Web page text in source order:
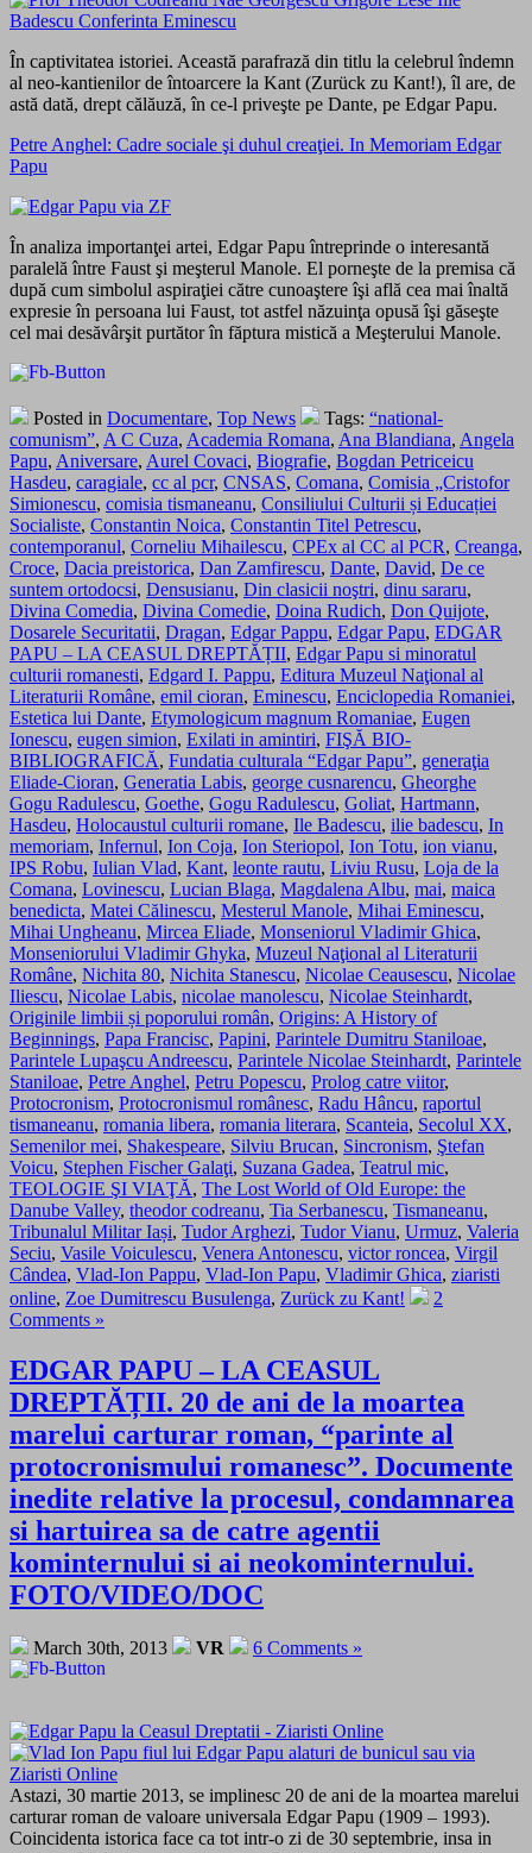
În captivitatea istoriei. Această parafrază din titlu la celebrul îndemn
al neo-kantienilor de întoarcere la Kant (Zurück zu Kant!), îl are, de
astă dată, drept călăuză, în ce-l priveşte pe Dante, pe Edgar Papu.
Petre Anghel: Cadre sociale şi duhul creaţiei. In Memoriam Edgar
Papu
În analiza importanţei artei, Edgar Papu întreprinde o interesantă
paralelă între Faust şi meşterul Manole. El porneşte de la premisa că
după cum simbolul aspiraţiei către cunoaştere îşi află cea mai înaltă
expresie în persoana lui Faust, tot astfel năzuinţa opusă îşi găseşte
cel mai desăvârşit purtător în făptura mistică a Meşterului Manole.
Posted in Documentare, Top News Tags: “national-
comunism”, A C Cuza, Academia Romana, Ana Blandiana, Angela
Papu, Aniversare, Aurel Covaci, Biografie, Bogdan Petriceicu
Hasdeu, caragiale, cc al pcr, CNSAS, Comana, Comisia „Cristofor
Simionescu, comisia tismaneanu, Consiliului Culturii și Educației
Socialiste, Constantin Noica, Constantin Titel Petrescu,
contemporanul, Corneliu Mihailescu, CPEx al CC al PCR, Creanga,
Croce, Dacia preistorica, Dan Zamfirescu, Dante, David, De ce
suntem ortodocsi, Densusianu, Din clasicii noştri, dinu sararu,
Divina Comedia, Divina Comedie, Doina Rudich, Don Quijote,
Dosarele Securitatii, Dragan, Edgar Pappu, Edgar Papu, EDGAR
PAPU – LA CEASUL DREPTĂȚII, Edgar Papu si minoratul
culturii romanesti, Edgard I. Pappu, Editura Muzeul Naţional al
Literaturii Române, emil cioran, Eminescu, Enciclopedia Romaniei,
Estetica lui Dante, Etymologicum magnum Romaniae, Eugen
Ionescu, eugen simion, Exilati in amintiri, FIŞĂ BIO-
BIBLIOGRAFICĂ, Fundatia culturala “Edgar Papu”, generaţia
Eliade-Cioran, Generatia Labis, george cusnarencu, Gheorghe
Gogu Radulescu, Goethe, Gogu Radulescu, Goliat, Hartmann,
Hasdeu, Holocaustul culturii romane, Ile Badescu, ilie badescu, In
memoriam, Infernul, Ion Coja, Ion Steriopol, Ion Totu, ion vianu,
IPS Robu, Iulian Vlad, Kant, leonte rautu, Liviu Rusu, Loja de la
Comana, Lovinescu, Lucian Blaga, Magdalena Albu, mai, maica
benedicta, Matei Călinescu, Mesterul Manole, Mihai Eminescu,
Mihai Ungheanu, Mircea Eliade, Monseniorul Vladimir Ghica,
Monseniorului Vladimir Ghyka, Muzeul Naţional al Literaturii
Române, Nichita 80, Nichita Stanescu, Nicolae Ceausescu, Nicolae
Iliescu, Nicolae Labis, nicolae manolescu, Nicolae Steinhardt,
Originile limbii și poporului român, Origins: A History of
Beginnings, Papa Francisc, Papini, Parintele Dumitru Staniloae,
Parintele Lupaşcu Andreescu, Parintele Nicolae Steinhardt, Parintele
Staniloae, Petre Anghel, Petru Popescu, Prolog catre viitor,
Protocronism, Protocronismul românesc, Radu Hâncu, raportul
tismaneanu, romania libera, romania literara, Scanteia, Secolul XX,
Semenilor mei, Shakespeare, Silviu Brucan, Sincronism, Ştefan
Voicu, Stephen Fischer Galaţi, Suzana Gadea, Teatrul mic,
TEOLOGIE ŞI VIAŢĂ, The Lost World of Old Europe: the
Danube Valley, theodor codreanu, Tia Serbanescu, Tismaneanu,
Tribunalul Militar Iași, Tudor Arghezi, Tudor Vianu, Urmuz, Valeria
Seciu, Vasile Voiculescu, Venera Antonescu, victor roncea, Virgil
Cândea, Vlad-Ion Pappu, Vlad-Ion Papu, Vladimir Ghica, ziaristi
online, Zoe Dumitrescu Busulenga, Zurück zu Kant!
2
Comments »
EDGAR PAPU – LA CEASUL
DREPTĂȚII. 20 de ani de la moartea
marelui carturar roman, “parinte al
protocronismului romanesc”. Documente
inedite relative la procesul, condamnarea
si hartuirea sa de catre agentii
kominternului si ai neokominternului.
FOTO/VIDEO/DOC
March 30th, 2013 VR 6 Comments »
Astazi, 30 martie 2013, se implinesc 20 de ani de la moartea marelui
carturar roman de valoare universala Edgar Papu (1909 – 1993).
Coincidenta istorica face ca tot intr-o zi de 30 septembrie, insa in